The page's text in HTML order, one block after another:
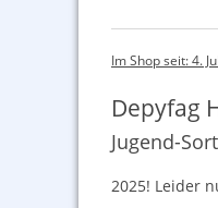
Im Shop seit: 4.
Depyfag
Jugend-
2025! Leider